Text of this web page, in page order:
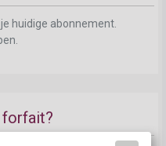
huidige abonnement.
forfait?